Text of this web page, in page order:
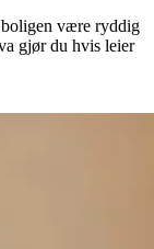
være ryddig
gjør du hvis leier